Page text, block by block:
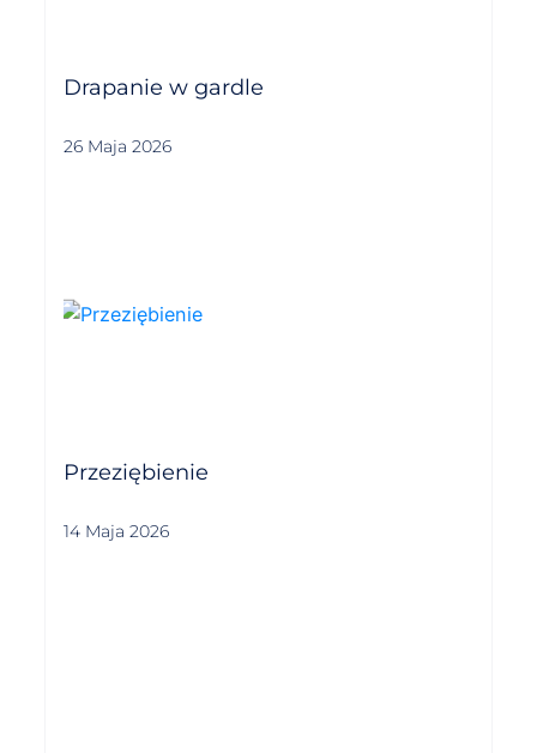
Drapanie w gardle
26 Maja 2026
Przeziębienie
14 Maja 2026